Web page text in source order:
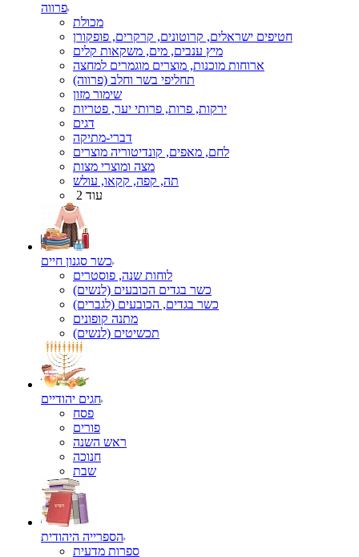
פרווה
מכולת
חטיפים ישראלים, קרוטונים, קרקרים, פופקורן
מיץ ענבים, מים, משקאות קלים
ארוחות מוכנות, מוצרים מוגמרים למחצה
תחליפי בשר וחלב (פרווה)
שימור מזון
ירקות, פרות, פרותי יער, פטריות
דגים
דברי-מתיקה
לחם, מאפים, קונדיטוריה מוצרים
מצה ומוצרי מצות
תה, קפה, קקאו, עולש
עוד 2
כשר סגנון חיים
לוחות שנה, פוסטרים
כשר בגדים הכובעים (לנשים)
כשר בגדים, הכובעים (לגברים)
מתנה קופונים
תכשיטים (לנשים)
חגים יהודיים
פסח
פורים
ראש השנה
חנוכה
שבת
הספרייה היהודית
ספרות מדעית